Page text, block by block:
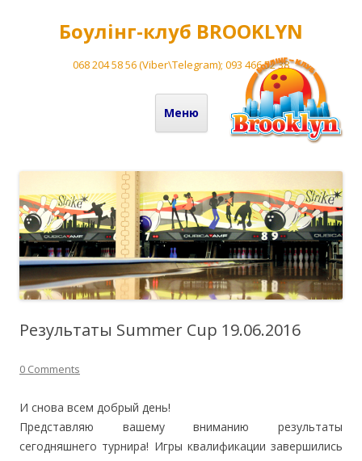
Боулінг-клуб BROOKLYN
068 204 58 56 (Viber\Telegram); 093 466 52 38
Меню
Перейти до вмісту
Результаты Summer Cup 19.06.2016
0 Comments
И снова всем добрый день!
Представляю вашему вниманию результаты
сегодняшнего турнира! Игры квалификации завершились